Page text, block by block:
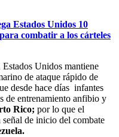
Estados Unidos 10
combatir a los cárteles
Unidos mantiene
de ataque rápido de
desde hace días infantes
de entrenamiento anfibio y
Rico; por lo que el
señal de inicio del combate